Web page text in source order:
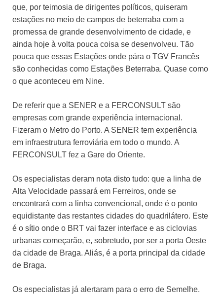
que, por teimosia de dirigentes políticos, quiseram
estações no meio de campos de beterraba com a
promessa de grande desenvolvimento de cidade, e
ainda hoje à volta pouca coisa se desenvolveu. Tão
pouca que essas Estações onde pára o TGV Francês
são conhecidas como Estações Beterraba. Quase como
o que aconteceu em Nine.
De referir que a SENER e a FERCONSULT são
empresas com grande experiência internacional.
Fizeram o Metro do Porto. A SENER tem experiência
em infraestrutura ferroviária em todo o mundo. A
FERCONSULT fez a Gare do Oriente.
Os especialistas deram nota disto tudo: que a linha de
Alta Velocidade passará em Ferreiros, onde se
encontrará com a linha convencional, onde é o ponto
equidistante das restantes cidades do quadrilátero. Este
é o sítio onde o BRT vai fazer interface e as ciclovias
urbanas começarão, e, sobretudo, por ser a porta Oeste
da cidade de Braga. Aliás, é a porta principal da cidade
de Braga.
Os especialistas já alertaram para o erro de Semelhe.